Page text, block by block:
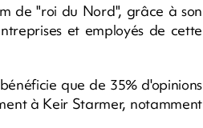
de "roi du Nord", grâce à son
et employés de cette
que de 35% d'opinions
à Keir Starmer, notamment